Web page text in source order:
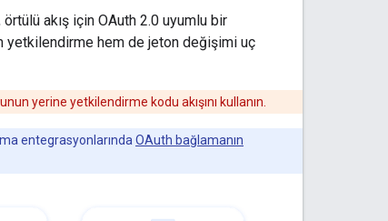
akış için OAuth 2.0 uyumlu bir
yetkilendirme hem de jeton değişimi uç
yerine yetkilendirme kodu akışını kullanın.
entegrasyonlarında OAuth bağlamanın